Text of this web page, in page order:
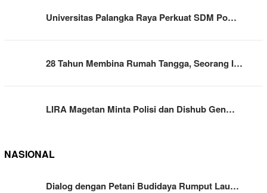
Universitas Palangka Raya Perkuat SDM Po…
28 Tahun Membina Rumah Tangga, Seorang I…
LIRA Magetan Minta Polisi dan Dishub Gen…
NASIONAL
Dialog dengan Petani Budidaya Rumput Lau…